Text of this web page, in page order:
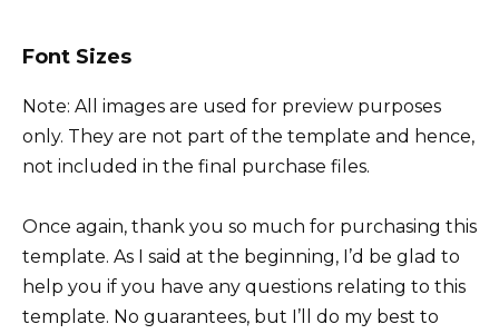
Font Sizes
Note: All images are used for preview purposes
only. They are not part of the template and hence,
not included in the final purchase files.
Once again, thank you so much for purchasing this
template. As I said at the beginning, I’d be glad to
help you if you have any questions relating to this
template. No guarantees, but I’ll do my best to